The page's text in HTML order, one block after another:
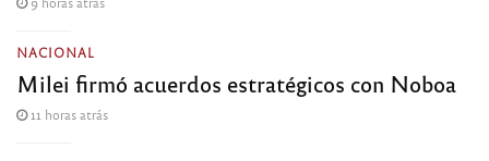
NACIONAL
Milei firmó acuerdos estratégicos con Noboa
11 horas atrás